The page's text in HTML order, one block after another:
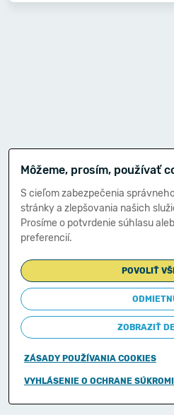
Môžeme, prosím, používať
S cieľom zabezpečenia
stránky a zlepšovania našich
Prosíme o potvrdenie súhlasu
preferencií.
POVOLIŤ
ZOBRAZIŤ
ZÁSADY POUŽÍVANIA COOKIES
VYHLÁSENIE O OCHRANECopyright ©